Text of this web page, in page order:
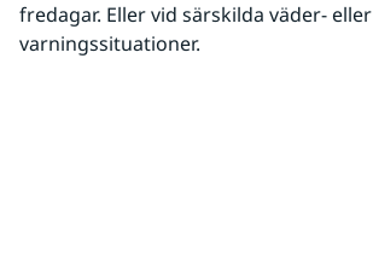
fredagar. Eller vid särskilda väder- eller
varningssituationer.